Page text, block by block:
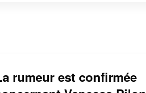
rumeur est confirmée